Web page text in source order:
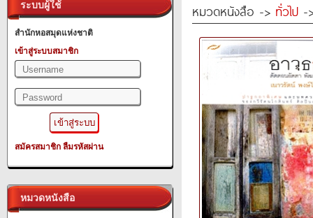
ระบบผู้ใช้
สำนักหอสมุดแห่งชาติ
เข้าสู่ระบบสมาชิก
สมัครสมาชิก ลืมรหัสผ่าน
หมวดหนังสือ
หมวดหนังสือ -> ทั่วไป -